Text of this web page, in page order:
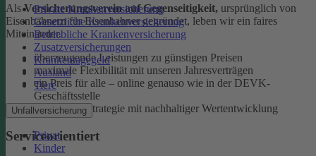
Private Krankenversicherung
Gesetzliche Krankenversicherung
Betriebliche Krankenversicherung
Zusatzversicherungen
Krankentagegeld
Ausland
Tiere
Unfallversicherung
Privat
Kinder
AlsVersicherungsverein auf Gegenseitigkeit, ursprünglich von
Eisenbahnern für Eisenbahner gegründet, leben wir ein faires
Miteinander.
überzeugende Leistungen zu günstigen Preisen
maximale Flexibilität mit unseren Jahresverträgen
ein Preis für alle – online genauso wie in der DEVK-
Geschäftsstelle
faire Anlagestrategie mit nachhaltiger Wertentwicklung
Serviceorientiert